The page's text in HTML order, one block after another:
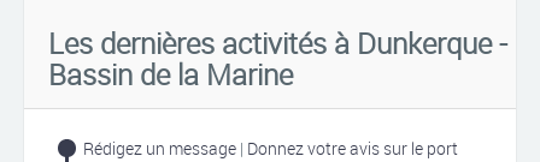
Les dernières activités à Dunkerque -
Bassin de la Marine
Rédigez un message | Donnez votre avis sur le port